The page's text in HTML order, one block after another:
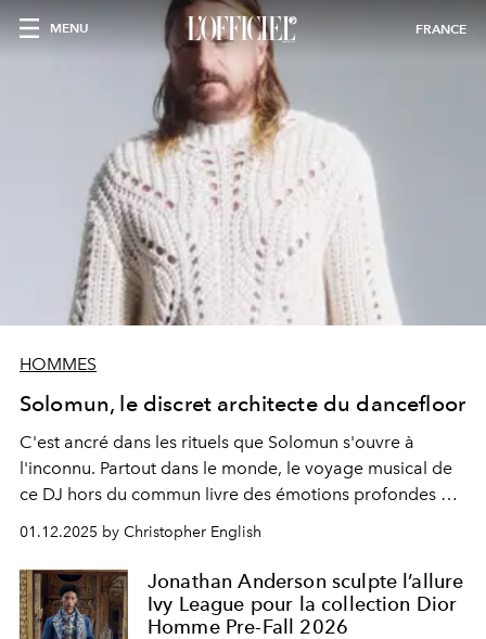
MENU FRANCE
HOMMES
Solomun, le discret architecte du dancefloor
C'est ancré dans les rituels que Solomun s'ouvre à
l'inconnu. Partout dans le monde, le voyage musical de
ce DJ hors du commun livre des émotions profondes au
cœur de la nuit.
01.12.2025 by Christopher English
Jonathan Anderson sculpte l’allure
Ivy League pour la collection Dior
Homme Pre-Fall 2026